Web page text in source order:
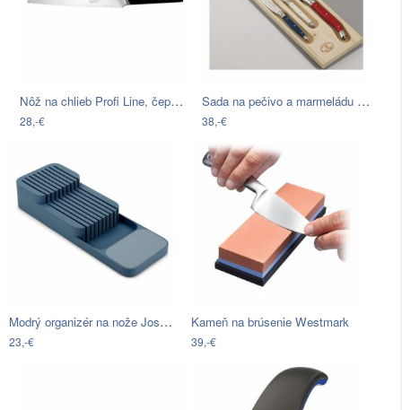
Nôž na chlieb Profi Line, čepeľ: 20cm
28,-€
Sada na pečivo a marmeládu z antikoro…
38,-€
Modrý organizér na nože Joseph Joseph
23,-€
Kameň na brúsenie Westmark
39,-€